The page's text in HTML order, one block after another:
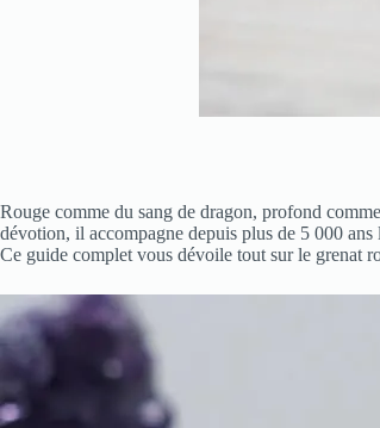
Rouge comme du sang de dragon, profond
dévotion, il accompagne depuis plus de 5 000 ans
Ce guide complet vous dévoile tout sur le grenat